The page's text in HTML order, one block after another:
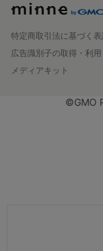
特定商取引法に基づく
広告識別子の取得・利用
メディアキット
©GMO